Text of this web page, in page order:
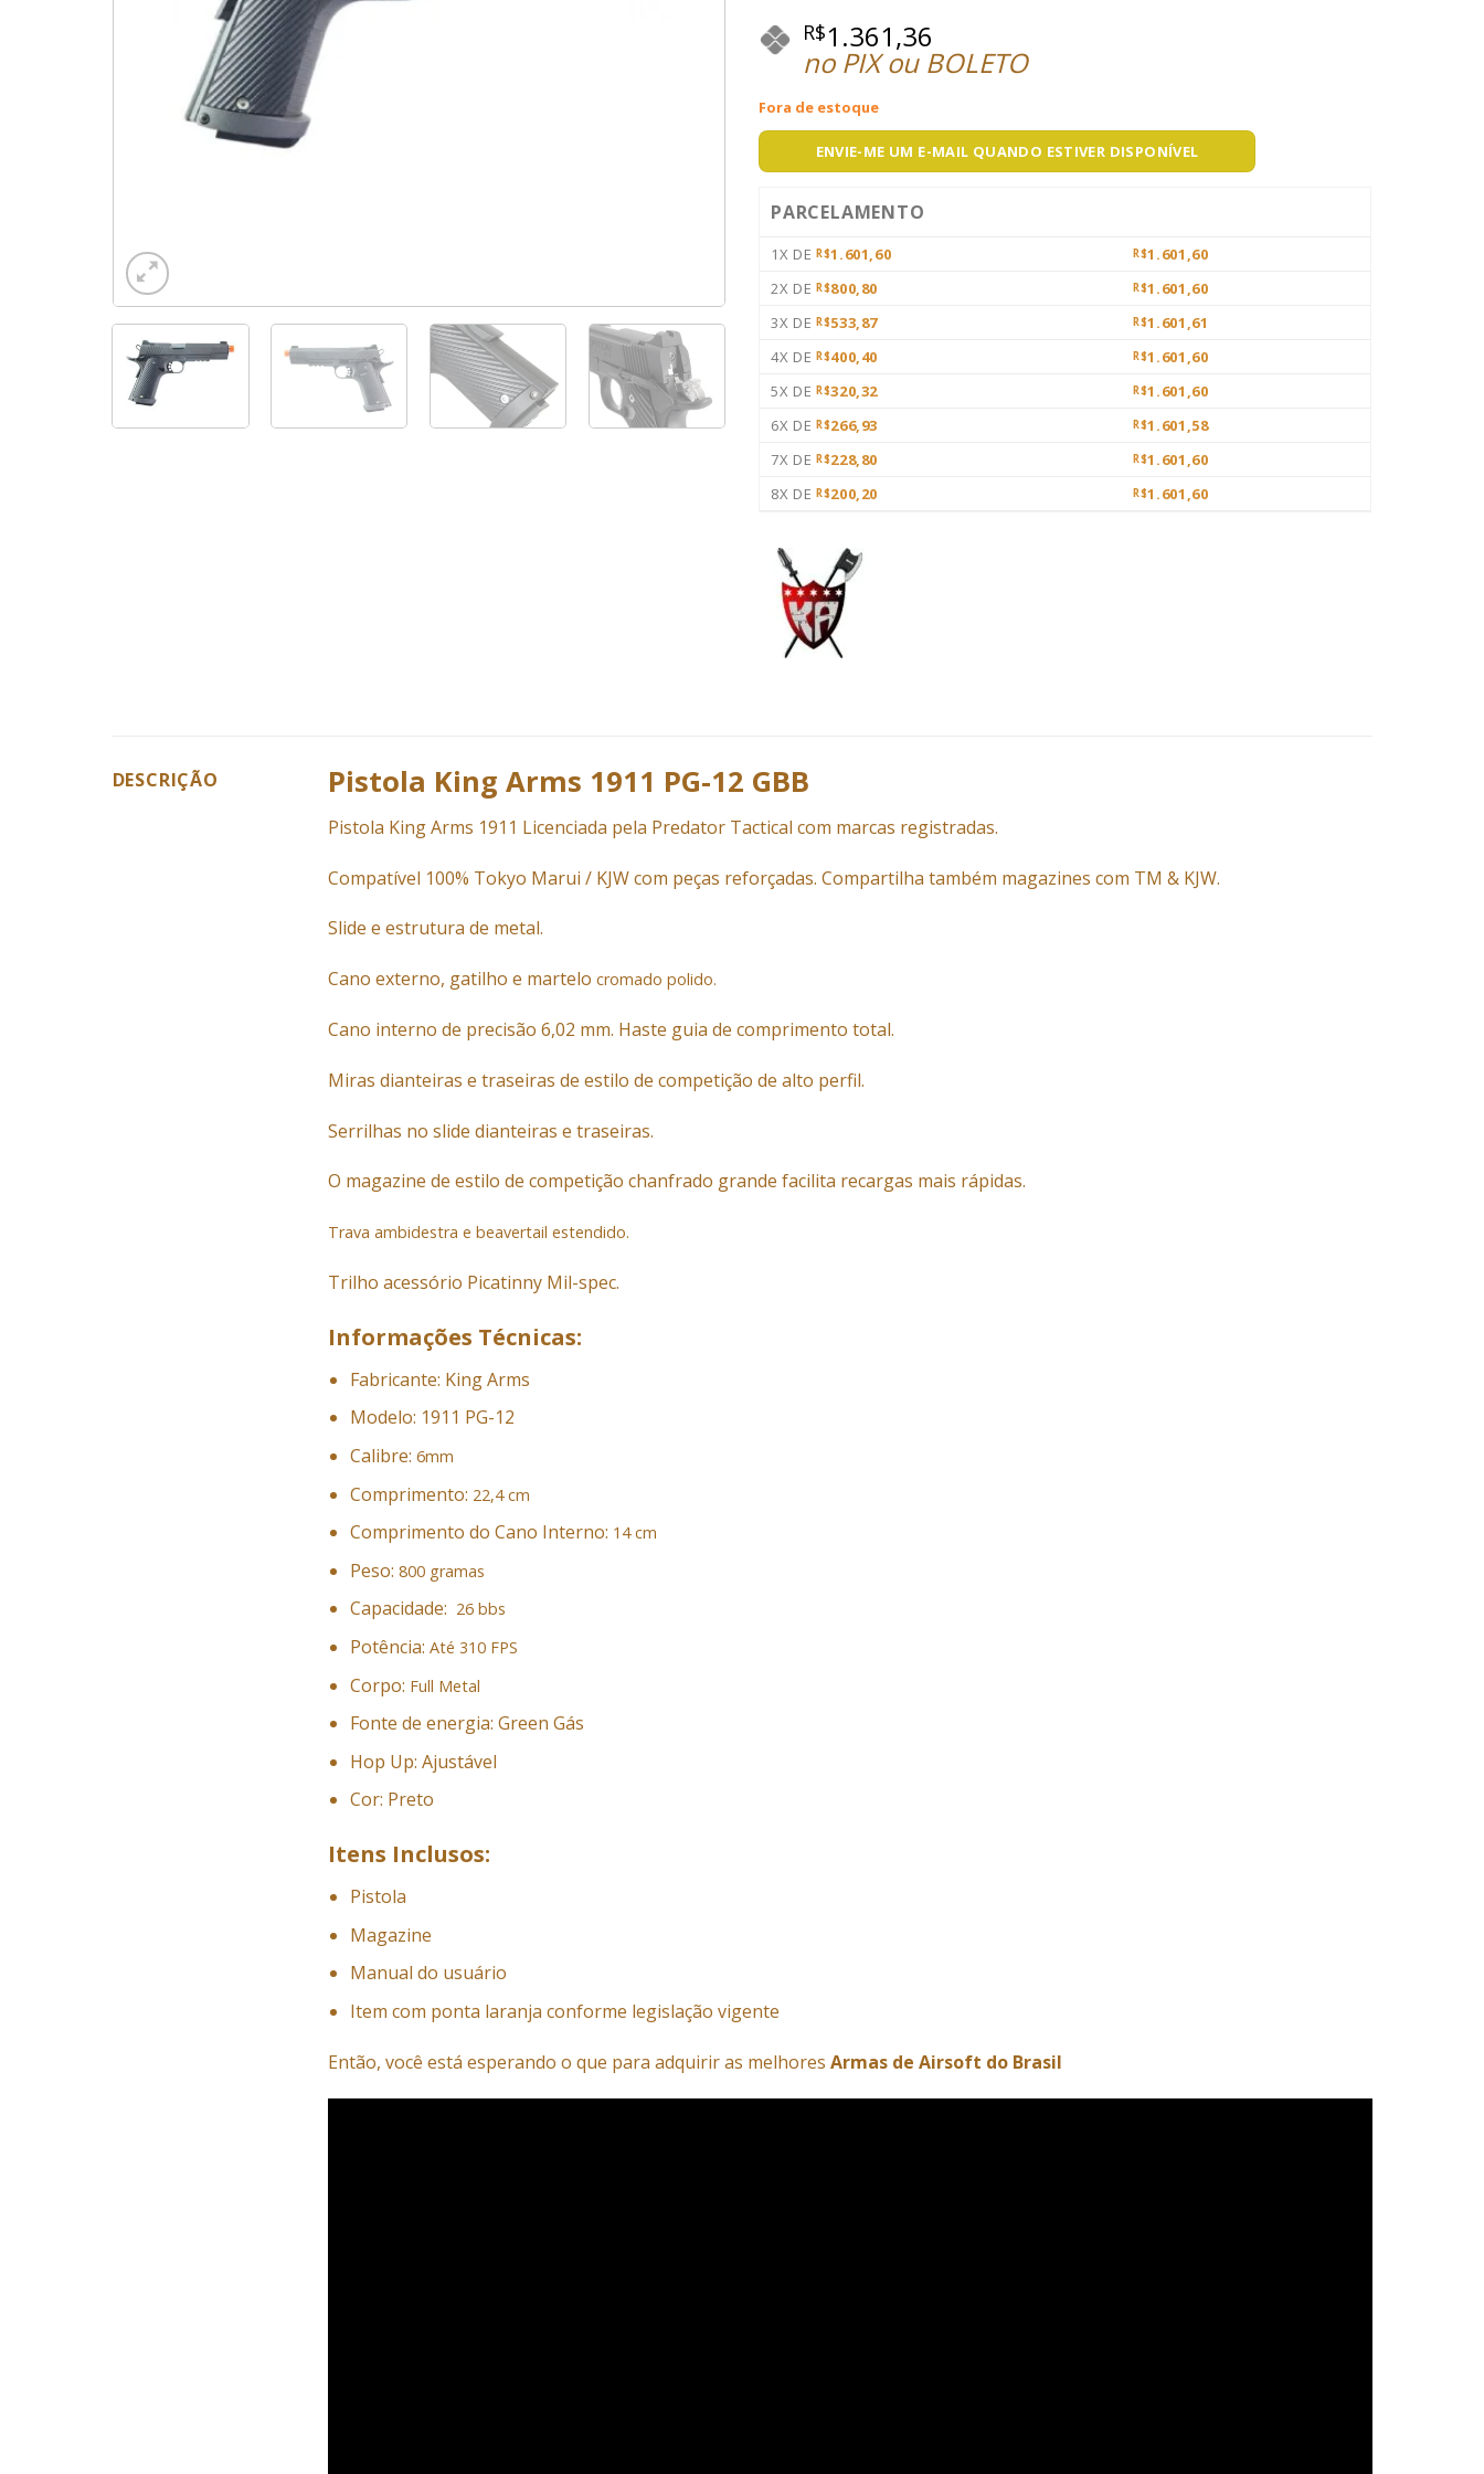
de cliente
R$1.361,36
no PIX ou BOLETO
Fora de estoque
ENVIE-ME UM E-MAIL QUANDO ESTIVER DISPONÍVEL
PARCELAMENTO
1X DE R$1.601,60 R$1.601,60
2X DE R$800,80 R$1.601,60
3X DE R$533,87 R$1.601,61
4X DE R$400,40 R$1.601,60
5X DE R$320,32 R$1.601,60
6X DE R$266,93 R$1.601,58
7X DE R$228,80 R$1.601,60
8X DE R$200,20 R$1.601,60
DESCRIÇÃO Pistola King Arms 1911 PG-12 GBB
Pistola King Arms 1911 Licenciada pela Predator Tactical com marcas registradas.
Compatível 100% Tokyo Marui / KJW com peças reforçadas. Compartilha também magazines com TM & KJW.
Slide e estrutura de metal.
Cano externo, gatilho e martelo cromado polido.
Cano interno de precisão 6,02 mm. Haste guia de comprimento total.
Miras dianteiras e traseiras de estilo de competição de alto perfil.
Serrilhas no slide dianteiras e traseiras.
O magazine de estilo de competição chanfrado grande facilita recargas mais rápidas.
Trava ambidestra e beavertail estendido.
Trilho acessório Picatinny Mil-spec.
Informações Técnicas:
Fabricante: King Arms
Modelo: 1911 PG-12
Calibre:6mm
Comprimento: 22,4 cm
Comprimento do Cano Interno: 14 cm
Peso:800 gramas
Capacidade: 26 bbs
Potência:Até 310 FPS
Corpo: Full Metal
Fonte de energia: Green Gás
Hop Up: Ajustável
Cor: Preto
Itens Inclusos:
Pistola
Magazine
Manual do usuário
Item com ponta laranja conforme legislação vigente
Então, você está esperando o que para adquirir as melhores Armas de Airsoft do Brasil